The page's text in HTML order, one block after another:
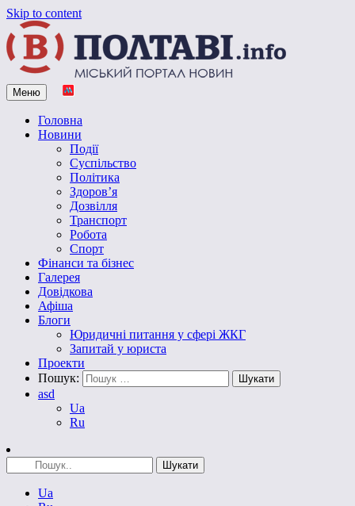
Skip to content
Vpoltave.info
Полтавський портал новин
Меню
Головна
Новини
Події
Суспільство
Політика
Здоров’я
Дозвілля
Транспорт
Робота
Спорт
Фінанси та бізнес
Галерея
Довідкова
Афіша
Блоги
Юридичні питання у сфері ЖКГ
Запитай у юриста
Проекти
Пошук:
asd
Ua
Ru
Ua